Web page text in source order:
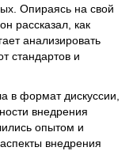
Опираясь на свой
рассказал, как
анализировать
стандартов и
в формат дискуссии,
внедрения
опытом и
внедрения